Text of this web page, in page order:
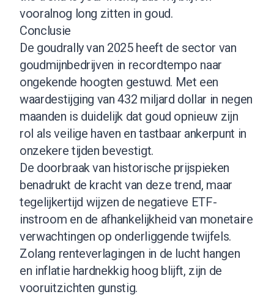
vooralnog long zitten in goud.
Conclusie
De goudrally van 2025 heeft de sector van
goudmijnbedrijven in recordtempo naar
ongekende hoogten gestuwd. Met een
waardestijging van 432 miljard dollar in negen
maanden is duidelijk dat goud opnieuw zijn
rol als veilige haven en tastbaar ankerpunt in
onzekere tijden bevestigt.
De doorbraak van historische prijspieken
benadrukt de kracht van deze trend, maar
tegelijkertijd wijzen de negatieve ETF-
instroom en de afhankelijkheid van monetaire
verwachtingen op onderliggende twijfels.
Zolang renteverlagingen in de lucht hangen
en inflatie hardnekkig hoog blijft, zijn de
vooruitzichten gunstig.